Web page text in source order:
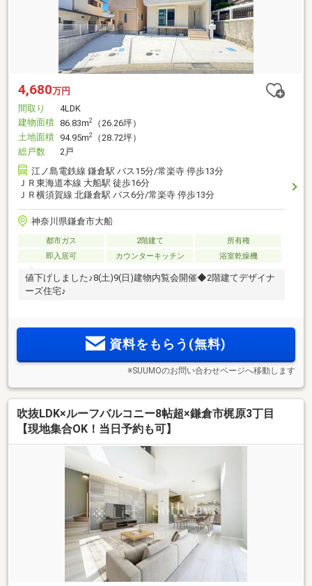
4,680万円
間取り
4LDK
建物面積 86.83m2
（26.26坪）
土地面積 94.95m2
（28.72坪）
総戸数
2戸
江ノ島電鉄線 鎌倉駅 バス15分/常楽寺 停歩13分
ＪＲ東海道本線 大船駅 徒歩16分
ＪＲ横須賀線 北鎌倉駅 バス6分/常楽寺 停歩13分
神奈川県鎌倉市大船
都市ガス 2階建て
所有権
即入居可
カウンターキッチン 浴室乾燥機
値下げしました♪8(土)9(日)建物内覧会開催◆2階建てデザイナ
ーズ住宅♪
資料をもらう(無料)
※SUUMOのお問い合わせページへ移動します
吹抜LDK×ルーフバルコニー8帖超×鎌倉市梶原3丁目
【現地集合OK！当日予約も可】